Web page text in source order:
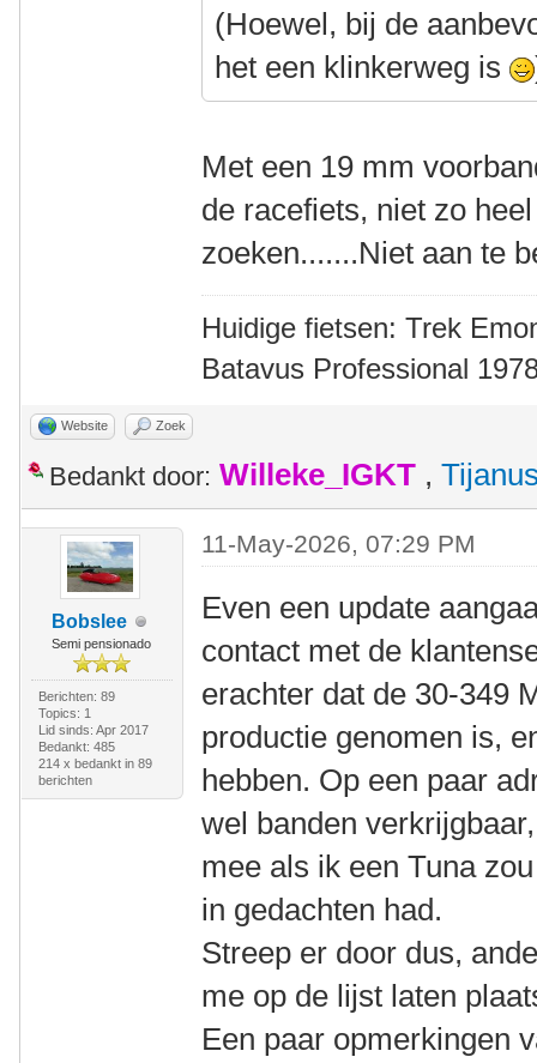
(Hoewel, bij de
het een klinkerweg is
Met een 19 mm
de racefiets, niet zo
zoeken.......Niet aan te
Huidige fietsen: Trek
Batavus Professional
Website Zoek
Bedankt door: Willeke_IGKT ,
Bobslee
Semi pensionado
Berichten: 89
Topics: 1
Lid sinds: Apr 2017
Bedankt: 485
214 x bedankt in 89
berichten
11-May-2026, 07:29 PM
Even een update
contact met de
erachter dat de 30-349
productie genomen is,
hebben. Op een paar
wel banden
mee als ik een Tuna
in gedachten had.
Streep er door dus,
me op de lijst laten
Een paar opmerkingen